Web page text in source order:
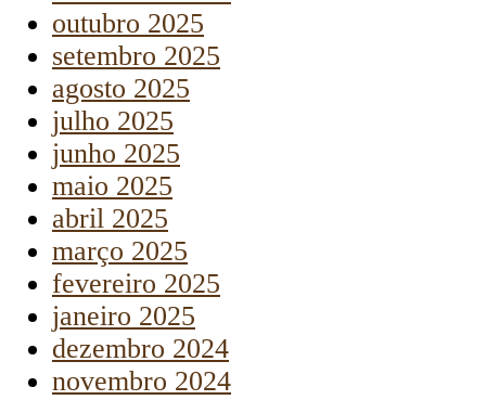
outubro 2025
setembro 2025
agosto 2025
julho 2025
junho 2025
maio 2025
abril 2025
março 2025
fevereiro 2025
janeiro 2025
dezembro 2024
novembro 2024